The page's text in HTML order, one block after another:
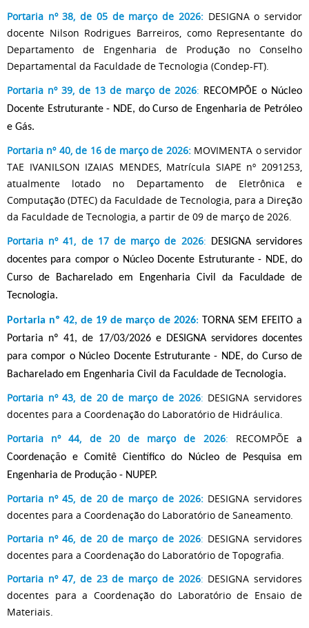
Portaria nº 38, de 05 de março de 2026: DESIGNA o servidor
docente Nilson Rodrigues Barreiros, como Representante do
Departamento de Engenharia de Produção no Conselho
Departamental da Faculdade de Tecnologia (Condep-FT).
Portaria nº 39, de 13 de março de 2026: RECOMPÕE o Núcleo
Docente Estruturante - NDE, do Curso de Engenharia de Petróleo
e Gás.
Portaria nº 40, de 16 de março de 2026: MOVIMENTA o servidor
TAE IVANILSON IZAIAS MENDES, Matrícula SIAPE nº 2091253,
atualmente lotado no Departamento de Eletrônica e
Computação (DTEC) da Faculdade de Tecnologia, para a Direção
da Faculdade de Tecnologia, a partir de 09 de março de 2026.
Portaria nº 41, de 17 de março de 2026: DESIGNA servidores
docentes para comporo Núcleo Docente Estruturante - NDE, do
Curso de Bacharelado em Engenharia Civil da Faculdade de
Tecnologia.
Portaria nº 42, de 19 de março de 2026: TORNA SEM EFEITO a
Portaria nº 41, de 17/03/2026 e DESIGNA servidores docentes
para compor o Núcleo Docente Estruturante - NDE, do Curso de
Bacharelado em Engenharia Civil da Faculdade de Tecnologia.
Portaria nº 43, de 20 de março de 2026: DESIGNA servidores
docentes para a Coordenação do Laboratório de Hidráulica.
Portaria nº 44, de 20 de março de 2026: RECOMPÕEa
Coordenação e Comitê Científico do Núcleo de Pesquisa em
Engenharia de Produção - NUPEP.
Portaria nº 45, de 20 de março de 2026: DESIGNA servidores
docentes para a Coordenação do Laboratório de Saneamento.
Portaria nº 46, de 20 de março de 2026: DESIGNA servidores
docentes para a Coordenação do Laboratório de Topografia.
Portaria nº 47, de 23 de março de 2026: DESIGNA servidores
docentes para a Coordenação do Laboratório de Ensaio de
Materiais.